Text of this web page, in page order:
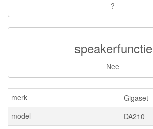
?
speakerfunctie
Nee
merk
Gigaset
model
DA210